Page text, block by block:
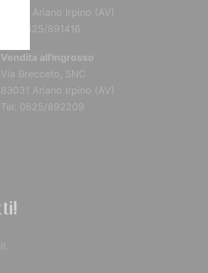
83031 Ariano Irpino (AV)
Tel: 0825/891416
Vendita all'ingrosso
Via Brecceto, SNC
83031 Ariano Irpino (AV)
Tel: 0825/892209